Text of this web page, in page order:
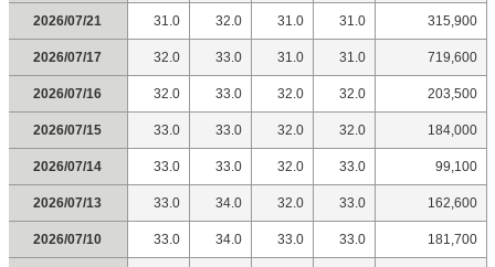
2026/07/21 31.0 32.0 31.0 31.0 315,900
2026/07/17 32.0 33.0 31.0 31.0 719,600
2026/07/16 32.0 33.0 32.0 32.0 203,500
2026/07/15 33.0 33.0 32.0 32.0 184,000
2026/07/14 33.0 33.0 32.0 33.0 99,100
2026/07/13 33.0 34.0 32.0 33.0 162,600
2026/07/10 33.0 34.0 33.0 33.0 181,700